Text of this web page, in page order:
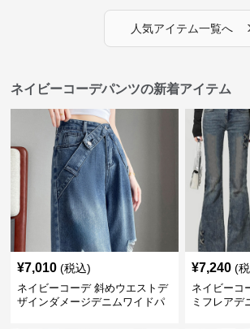
人気アイテム一覧へ
ネイビーコーデパンツの新着アイテム
¥7,010 (税込)
ネイビーコーデ 斜めウエストデ
ザインダメージデニムワイドパ
¥7,240 (
ネイビーコ
ミフレアデ